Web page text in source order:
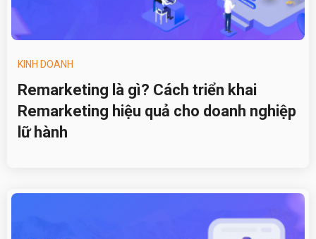
KINH DOANH
Remarketing là gì? Cách triển khai
Remarketing hiệu quả cho doanh nghiệp
lữ hành